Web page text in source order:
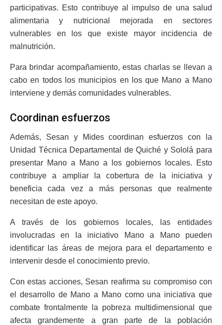
participativas. Esto contribuye al impulso de una salud
alimentaria y nutricional mejorada en sectores
vulnerables en los que existe mayor incidencia de
malnutrición.
Para brindar acompañamiento, estas charlas se llevan a
cabo en todos los municipios en los que Mano a Mano
interviene y demás comunidades vulnerables.
Coordinan esfuerzos
Además, Sesan y Mides coordinan esfuerzos con la
Unidad Técnica Departamental de Quiché y Sololá para
presentar Mano a Mano a los gobiernos locales. Esto
contribuye a ampliar la cobertura de la iniciativa y
beneficia cada vez a más personas que realmente
necesitan de este apoyo.
A través de los gobiernos locales, las entidades
involucradas en la iniciativo Mano a Mano pueden
identificar las áreas de mejora para el departamento e
intervenir desde el conocimiento previo.
Con estas acciones, Sesan reafirma su compromiso con
el desarrollo de Mano a Mano como una iniciativa que
combate frontalmente la pobreza multidimensional que
afecta grandemente a gran parte de la población